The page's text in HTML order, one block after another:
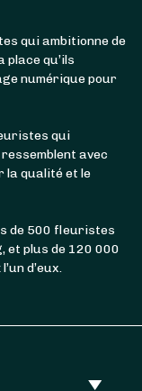
qui ambitionne de
qu’ils
numérique pour
qui
avec
la qualité et le
de 500 fleuristes
et plus de 120 000
d’eux.